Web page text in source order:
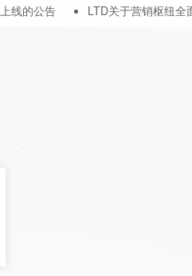
LTD关于营销枢纽全面开放运营数据